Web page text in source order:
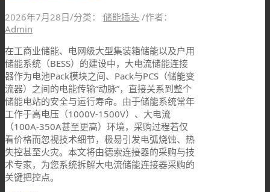
2026年7月28日/分类： 储能插头 /作者：
Admin
在工商业储能、电网级大型集装箱储能以及户用
储能系统（BESS）的建设中，大电流储能连接
器作为电池Pack模块之间、Pack与PCS（储能变
流器）之间的电能传输“动脉”，直接关系到整个
储能电站的安全与运行寿命。由于储能系统常年
工作于高电压（1000V-1500V）、大电流
（100A-350A甚至更高）环境，采购过程若仅
看价格而忽视技术细节，极易引发电弧烧蚀、热
失控甚至火灾。本文将由德索连接器的采购与技
术专家，为您系统拆解大电流储能连接器采购的
关键把控点。